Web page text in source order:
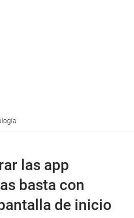
las app
basta con
de inicio